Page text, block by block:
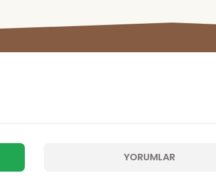
YORUMLAR